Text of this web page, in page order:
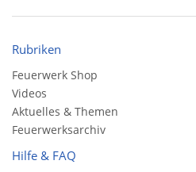
Rubriken
Feuerwerk Shop
Videos
Aktuelles & Themen
Feuerwerksarchiv
Hilfe & FAQ